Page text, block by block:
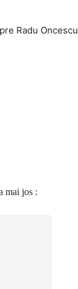
Radu Oncescu
mai jos :